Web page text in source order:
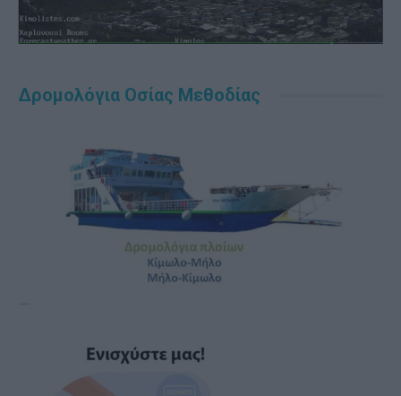
Δρομολόγια Οσίας Μεθοδίας